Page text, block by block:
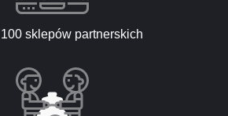
sklepów partnerskich